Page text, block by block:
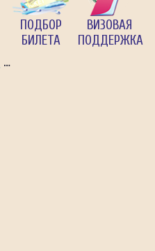
ПОДБОР
БИЛЕТА
ВИЗОВАЯ
ПОДДЕРЖКА
…